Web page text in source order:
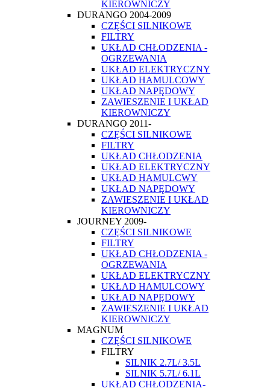
KIEROWNICZY
DURANGO 2004-2009
CZĘŚCI SILNIKOWE
FILTRY
UKŁAD CHŁODZENIA -
OGRZEWANIA
UKŁAD ELEKTRYCZNY
UKŁAD HAMULCOWY
UKŁAD NAPĘDOWY
ZAWIESZENIE I UKŁAD
KIEROWNICZY
DURANGO 2011-
CZĘŚCI SILNIKOWE
FILTRY
UKŁAD CHŁODZENIA
UKŁAD ELEKTRYCZNY
UKŁAD HAMULCWY
UKŁAD NAPĘDOWY
ZAWIESZENIE I UKŁAD
KIEROWNICZY
JOURNEY 2009-
CZĘŚCI SILNIKOWE
FILTRY
UKŁAD CHŁODZENIA -
OGRZEWANIA
UKŁAD ELEKTRYCZNY
UKŁAD HAMULCOWY
UKŁAD NAPĘDOWY
ZAWIESZENIE I UKŁAD
KIEROWNICZY
MAGNUM
CZĘŚCI SILNIKOWE
FILTRY
SILNIK 2.7L/ 3.5L
SILNIK 5.7L/ 6.1L
UKŁAD CHŁODZENIA-